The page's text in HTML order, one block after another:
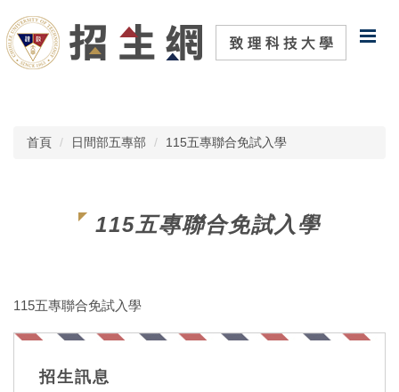
到
主
要
首頁 日間部五專部 115五專聯合免試入學
115五專聯合免試入學
115五專聯合免試入學
招生訊息